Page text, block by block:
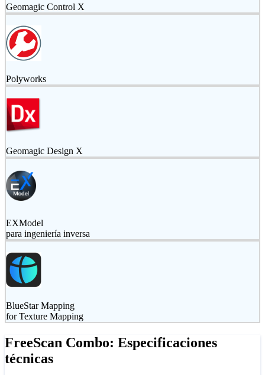
Geomagic Control X
Polyworks
Geomagic Design X
EXModel
para ingeniería inversa
BlueStar Mapping
for Texture Mapping
FreeScan Combo: Especificaciones
técnicas